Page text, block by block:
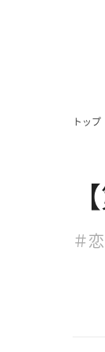
トップ
＃